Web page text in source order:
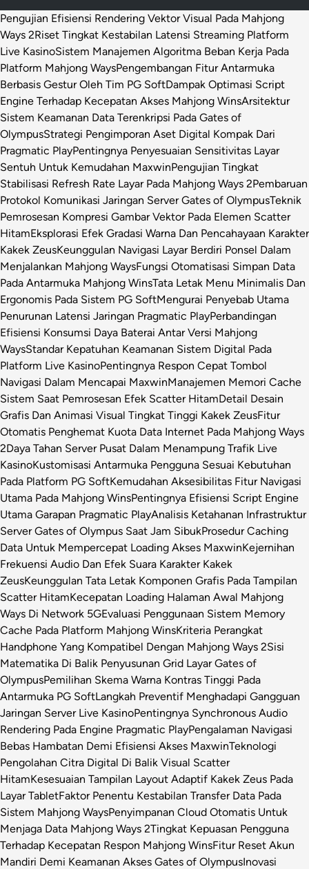
Pengujian Efisiensi Rendering Vektor Visual Pada Mahjong
Ways 2Riset Tingkat Kestabilan Latensi Streaming Platform
Live KasinoSistem Manajemen Algoritma Beban Kerja Pada
Platform Mahjong WaysPengembangan Fitur Antarmuka
Berbasis Gestur Oleh Tim PG SoftDampak Optimasi Script
Engine Terhadap Kecepatan Akses Mahjong WinsArsitektur
Sistem Keamanan Data Terenkripsi Pada Gates of
OlympusStrategi Pengimporan Aset Digital Kompak Dari
Pragmatic PlayPentingnya Penyesuaian Sensitivitas Layar
Sentuh Untuk Kemudahan MaxwinPengujian Tingkat
Stabilisasi Refresh Rate Layar Pada Mahjong Ways 2Pembaruan
Protokol Komunikasi Jaringan Server Gates of OlympusTeknik
Pemrosesan Kompresi Gambar Vektor Pada Elemen Scatter
HitamEksplorasi Efek Gradasi Warna Dan Pencahayaan Karakter
Kakek ZeusKeunggulan Navigasi Layar Berdiri Ponsel Dalam
Menjalankan Mahjong WaysFungsi Otomatisasi Simpan Data
Pada Antarmuka Mahjong WinsTata Letak Menu Minimalis Dan
Ergonomis Pada Sistem PG SoftMengurai Penyebab Utama
Penurunan Latensi Jaringan Pragmatic PlayPerbandingan
Efisiensi Konsumsi Daya Baterai Antar Versi Mahjong
WaysStandar Kepatuhan Keamanan Sistem Digital Pada
Platform Live KasinoPentingnya Respon Cepat Tombol
Navigasi Dalam Mencapai MaxwinManajemen Memori Cache
Sistem Saat Pemrosesan Efek Scatter HitamDetail Desain
Grafis Dan Animasi Visual Tingkat Tinggi Kakek ZeusFitur
Otomatis Penghemat Kuota Data Internet Pada Mahjong Ways
2Daya Tahan Server Pusat Dalam Menampung Trafik Live
KasinoKustomisasi Antarmuka Pengguna Sesuai Kebutuhan
Pada Platform PG SoftKemudahan Aksesibilitas Fitur Navigasi
Utama Pada Mahjong WinsPentingnya Efisiensi Script Engine
Utama Garapan Pragmatic PlayAnalisis Ketahanan Infrastruktur
Server Gates of Olympus Saat Jam SibukProsedur Caching
Data Untuk Mempercepat Loading Akses MaxwinKejernihan
Frekuensi Audio Dan Efek Suara Karakter Kakek
ZeusKeunggulan Tata Letak Komponen Grafis Pada Tampilan
Scatter HitamKecepatan Loading Halaman Awal Mahjong
Ways Di Network 5GEvaluasi Penggunaan Sistem Memory
Cache Pada Platform Mahjong WinsKriteria Perangkat
Handphone Yang Kompatibel Dengan Mahjong Ways 2Sisi
Matematika Di Balik Penyusunan Grid Layar Gates of
OlympusPemilihan Skema Warna Kontras Tinggi Pada
Antarmuka PG SoftLangkah Preventif Menghadapi Gangguan
Jaringan Server Live KasinoPentingnya Synchronous Audio
Rendering Pada Engine Pragmatic PlayPengalaman Navigasi
Bebas Hambatan Demi Efisiensi Akses MaxwinTeknologi
Pengolahan Citra Digital Di Balik Visual Scatter
HitamKesesuaian Tampilan Layout Adaptif Kakek Zeus Pada
Layar TabletFaktor Penentu Kestabilan Transfer Data Pada
Sistem Mahjong WaysPenyimpanan Cloud Otomatis Untuk
Menjaga Data Mahjong Ways 2Tingkat Kepuasan Pengguna
Terhadap Kecepatan Respon Mahjong WinsFitur Reset Akun
Mandiri Demi Keamanan Akses Gates of OlympusInovasi